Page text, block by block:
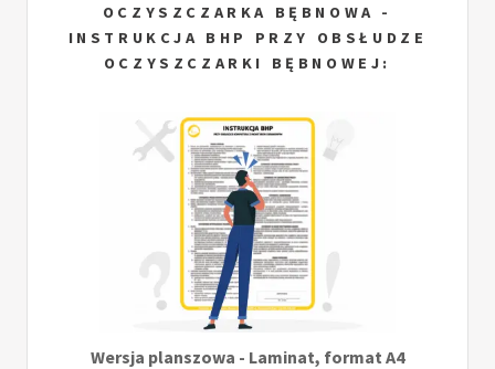
OCZYSZCZARKA BĘBNOWA -
INSTRUKCJA BHP PRZY OBSŁUDZE
OCZYSZCZARKI BĘBNOWEJ:
Wersja planszowa - Laminat, format A4